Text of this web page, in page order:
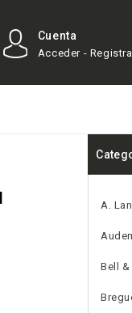
Cuenta
Acceder -
A.
Bell &